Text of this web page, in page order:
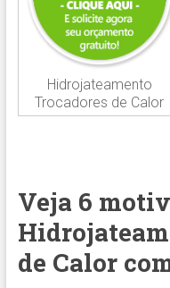
Hidrojateamento
Trocadores de Calor
Veja 6
de Calor